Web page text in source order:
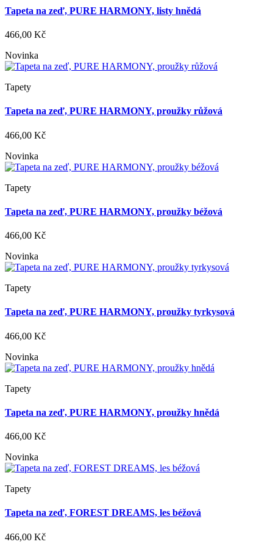
Tapeta na zeď, PURE HARMONY, listy hnědá
466,00 Kč
Novinka
Tapety
Tapeta na zeď, PURE HARMONY, proužky růžová
466,00 Kč
Novinka
Tapety
Tapeta na zeď, PURE HARMONY, proužky béžová
466,00 Kč
Novinka
Tapety
Tapeta na zeď, PURE HARMONY, proužky tyrkysová
466,00 Kč
Novinka
Tapety
Tapeta na zeď, PURE HARMONY, proužky hnědá
466,00 Kč
Novinka
Tapety
Tapeta na zeď, FOREST DREAMS, les béžová
466,00 Kč